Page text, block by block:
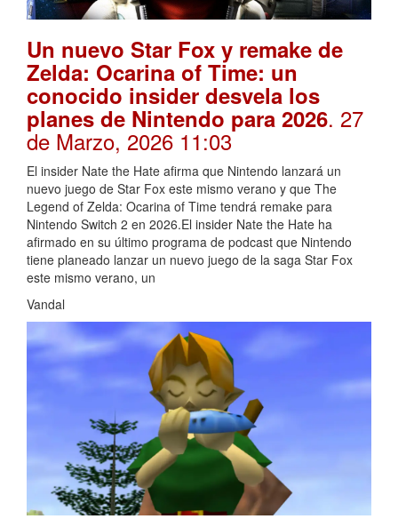
Un nuevo Star Fox y remake de
Zelda: Ocarina of Time: un
conocido insider desvela los
planes de Nintendo para 2026. 27
de Marzo, 2026 11:03
El insider Nate the Hate afirma que Nintendo lanzará un
nuevo juego de Star Fox este mismo verano y que The
Legend of Zelda: Ocarina of Time tendrá remake para
Nintendo Switch 2 en 2026.El insider Nate the Hate ha
afirmado en su último programa de podcast que Nintendo
tiene planeado lanzar un nuevo juego de la saga Star Fox
este mismo verano, un
Vandal